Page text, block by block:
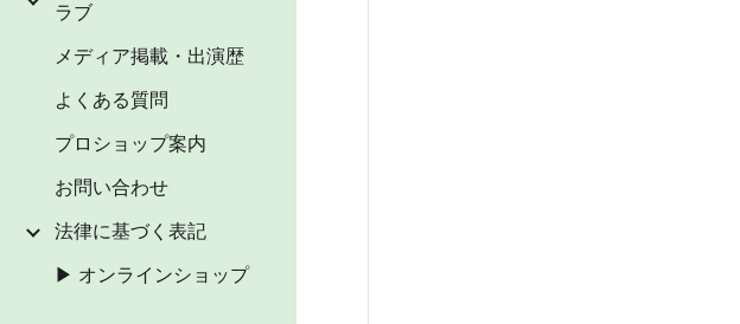
ラブ
メディア掲載・出演歴
よくある質問
プロショップ案内
お問い合わせ
法律に基づく表記
▶ オンラインショップ